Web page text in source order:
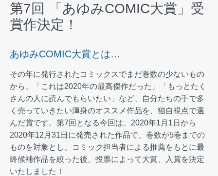
第7回 「あゆみCOMIC大賞」受
賞作決定！
あゆみCOMIC大賞とは…
その年に発行されたコミックスでまだ巻数の少ないもの
から、「これは2020年の最高傑作だった」「もっとたく
さんの人に読んでもらいたい」など、自分たちの手で多
く売っていきたい渾身のオススメ作品を、独自視点で選
んだ賞です。第7回となる今回は、2020年1月1日から
2020年12月31日に発売された作品で、巻数が5巻までの
ものを対象とし、コミック担当者による推薦をもとに最
終候補作品を絞った後、投票によって大賞、入賞を決定
いたしました！